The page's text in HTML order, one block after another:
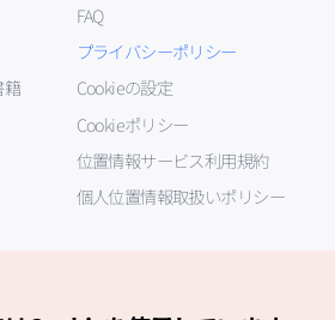
籍
FAQ
プライバシーポリシー
Cookieの設定
Cookieポリシー
位置情報サービス利用規約
個人位置情報取扱いポリシー